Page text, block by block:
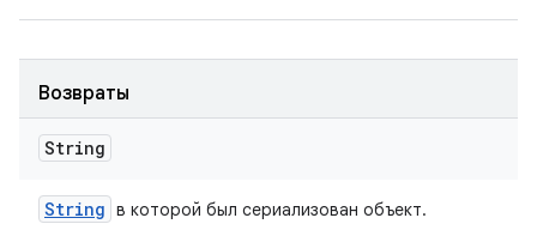
Возвраты
String
String в которой был сериализован объект.